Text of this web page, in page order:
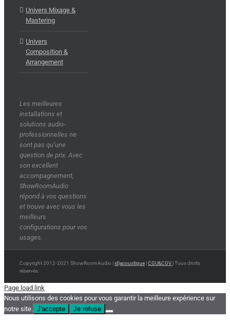
Univers Mixage &
Mastering
Univers
Composition &
Arrangement
Les meilleures
installations et
solutions audio-
professionnelles ne
sont pas qu’une
question de prix. Avec
son excellent
accompagnement,
ShowRoomAudio
répond à vos questions
et trouve avec vous les
meilleurs
configurations pour vos
usages.
Copyright 2012-2021 ShowRoomAudio |id|acoustique |CGU&CGV | Tous droits
réservés.
Page load link
Nous utilisons des cookies pour vous garantir la meilleure expérience sur
notre site. J'accepte Je refuse